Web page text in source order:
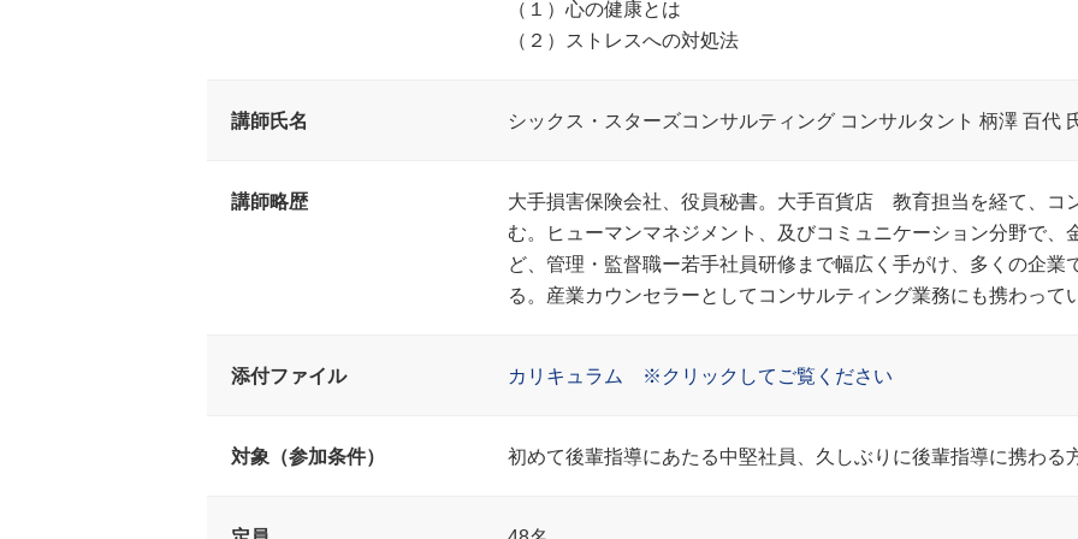
（１）心の健康とは
（２）ストレスへの対処法
講師氏名 シックス・スターズコンサルティング コンサルタント 柄澤 百代
講師略歴
大手損害保険会社、役員秘書。大手百貨店 教育担当を経て、コ
む。ヒューマンマネジメント、及びコミュニケーション分野で、
ど、管理・監督職ー若手社員研修まで幅広く手がけ、多くの企業
る。産業カウンセラーとしてコンサルティング業務にも携わって
添付ファイル カリキュラム ※クリックしてご覧ください
対象（参加条件） 初めて後輩指導にあたる中堅社員、久しぶりに後輩指導に携わる